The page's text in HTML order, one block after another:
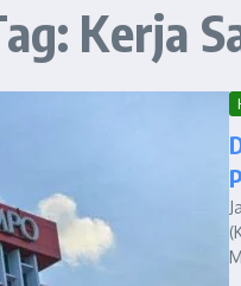
Kerja